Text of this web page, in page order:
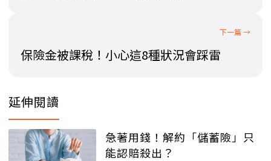
保險金被課稅！小心這8種狀況會踩雷
延伸閱讀
急著用錢！解約「儲蓄險」只
能認賠殺出？